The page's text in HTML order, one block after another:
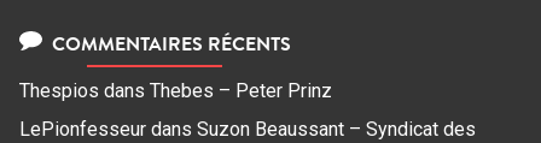
COMMENTAIRES RÉCENTS
Thespios dans Thebes – Peter Prinz
LePionfesseur dans Suzon Beaussant – Syndicat des